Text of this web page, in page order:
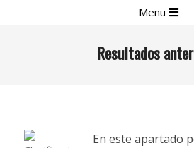
Navigation
Menu
Resultados
En este apartado